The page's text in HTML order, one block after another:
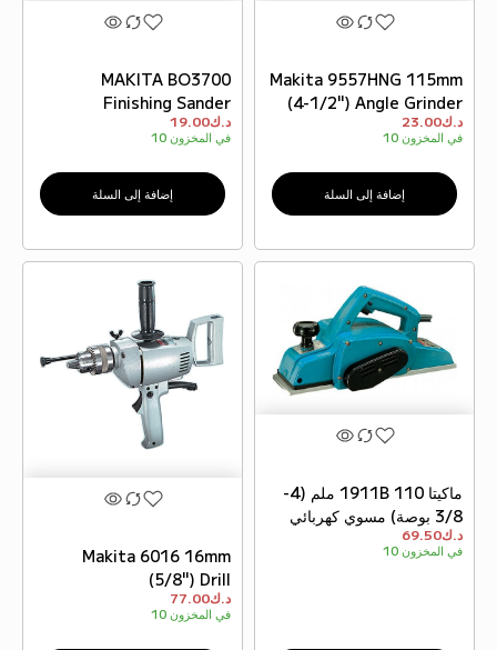
Makita 9557HNG 115mm
(4-1/2") Angle Grinder
د.ك23.00
في المخزون
إضافة إلى السلة
MAKITA BO3700
Finishing Sander
د.ك19.00
في المخزون
إضافة إلى السلة
ماكيتا 1911B 110 ملم (4-
3/8 بوصة) مسوي كهربائي
د.ك69.50
في المخزون
Makita 6016 16mm
(5/8") Drill
د.ك77.00
في المخزون